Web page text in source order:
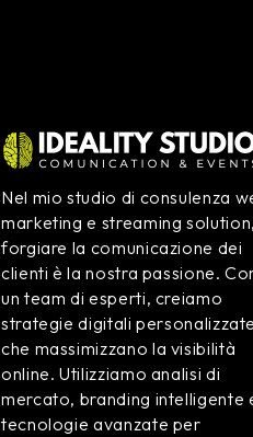
Nel mio studio di consulenza
marketing e streaming solution,
forgiare la comunicazione dei
clienti è la nostra passione.
un team di esperti, creiamo
strategie digitali personalizzate
che massimizzano la visibilità
online. Utilizziamo analisi di
mercato, branding intelligente
tecnologie avanzate per